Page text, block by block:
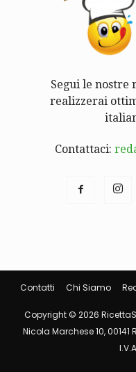
Segui le
realizzerai
Contattaci:
Contatti Chi Siamo
Copyright © 2026
Nicola Marchese 10,